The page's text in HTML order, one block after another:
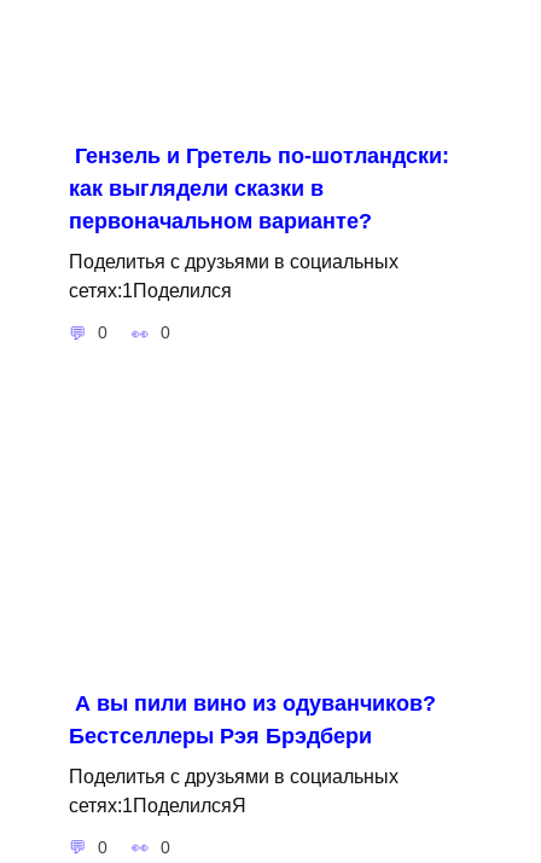
Гензель и Гретель по-шотландски:
как выглядели сказки в
первоначальном варианте?
Поделитья с друзьями в социальных
сетях:1Поделился
0 0
А вы пили вино из одуванчиков?
Бестселлеры Рэя Брэдбери
Поделитья с друзьями в социальных
сетях:1ПоделилсяЯ
0 0